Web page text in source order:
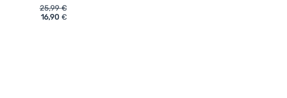
Zulu Easyclick Ultralight' hinzufügen
25,99€
16,90 €